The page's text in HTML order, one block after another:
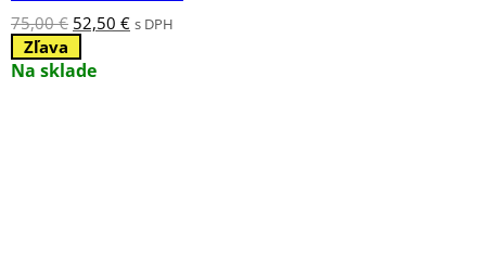
75,00€ Pôvodná
bola:
52,50 €Aktuálna
s DPH
Zľava
Na sklade